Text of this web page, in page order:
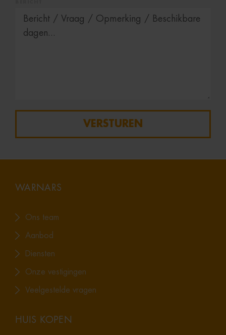
VERSTUREN
WARNARS
Ons team
Aanbod
Diensten
Onze vestigingen
Veelgestelde vragen
HUIS KOPEN